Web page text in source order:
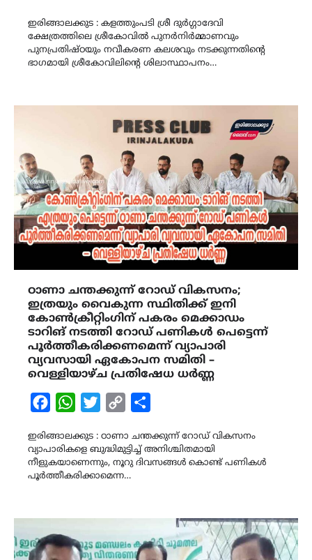
ഇരിങ്ങാലക്കുട : കളത്തുംപടി ശ്രീ ദുർഗ്ഗാദേവി
ക്ഷേത്രത്തിലെ ശ്രീകോവിൽ പുനർനിർമ്മാണവും
പുനപ്രതിഷ്ഠയും നവീകരണ കലശവും നടക്കുന്നതിന്റെ
ഭാഗമായി ശ്രീകോവിലിന്റെ ശിലാസ്ഥാപനം…
ഠാണാ ചന്തക്കുന്ന് റോഡ് വികസനം;
ഇത്രയും വൈകുന്ന സ്ഥിതിക്ക് ഇനി
കോൺക്രീറ്റിംഗിന് പകരം മെക്കാഡം
ടാറിങ് നടത്തി റോഡ് പണികൾ പെട്ടെന്ന്
പൂർത്തീകരിക്കണമെന്ന് വ്യാപാരി
വ്യവസായി ഏകോപന സമിതി –
വെള്ളിയാഴ്ച പ്രതിഷേധ ധർണ്ണ
FacebookWhatsAppTwitterCopy
ഇരിങ്ങാലക്കുട : ഠാണാ ചന്തക്കുന്ന് റോഡ് വികസനം
വ്യാപാരികളെ ബുദ്ധിമുട്ടിച്ച് അനിശ്ചിതമായി
നീളുകയാണെന്നും, നൂറു ദിവസങ്ങൾ കൊണ്ട് പണികൾ
പൂർത്തീകരിക്കാമെന്ന…